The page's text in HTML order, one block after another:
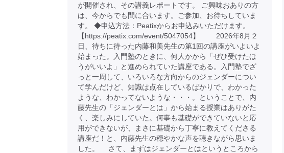
が開催され、その講義レポートです。 ご興味おありの方
は、今からでも間に合います。ご参加、お待ちしていま
す。 ◆申込方法：Peatixからお申込みいただけます。
【https://peatix.com/event/5047054】 2026年8月２
日、待ちに待った内藤和美先生の第1回の講座がいよいよ
始まった。入門塾のときに、何人かから「ぜひ受けたほ
うがいいよ」と進められていた講座である。入門塾でざ
っと一周して、いろいろな方向からのジェンダーについ
て学んだけど、知識は点在しているばかりで、わかった
ような、わかってないような・・・。ということで、内
藤先生の「ジェンダーとは」から始まる授業はありがた
く、楽しみにしていた。何事も基礎ができていないと応
用ができないが、まさに基礎から丁寧に教えてくださる
講座だ！と、内藤先生の穏やかな声を聴きながら思いま
した。 さて、まずはジェンダーとはというところから